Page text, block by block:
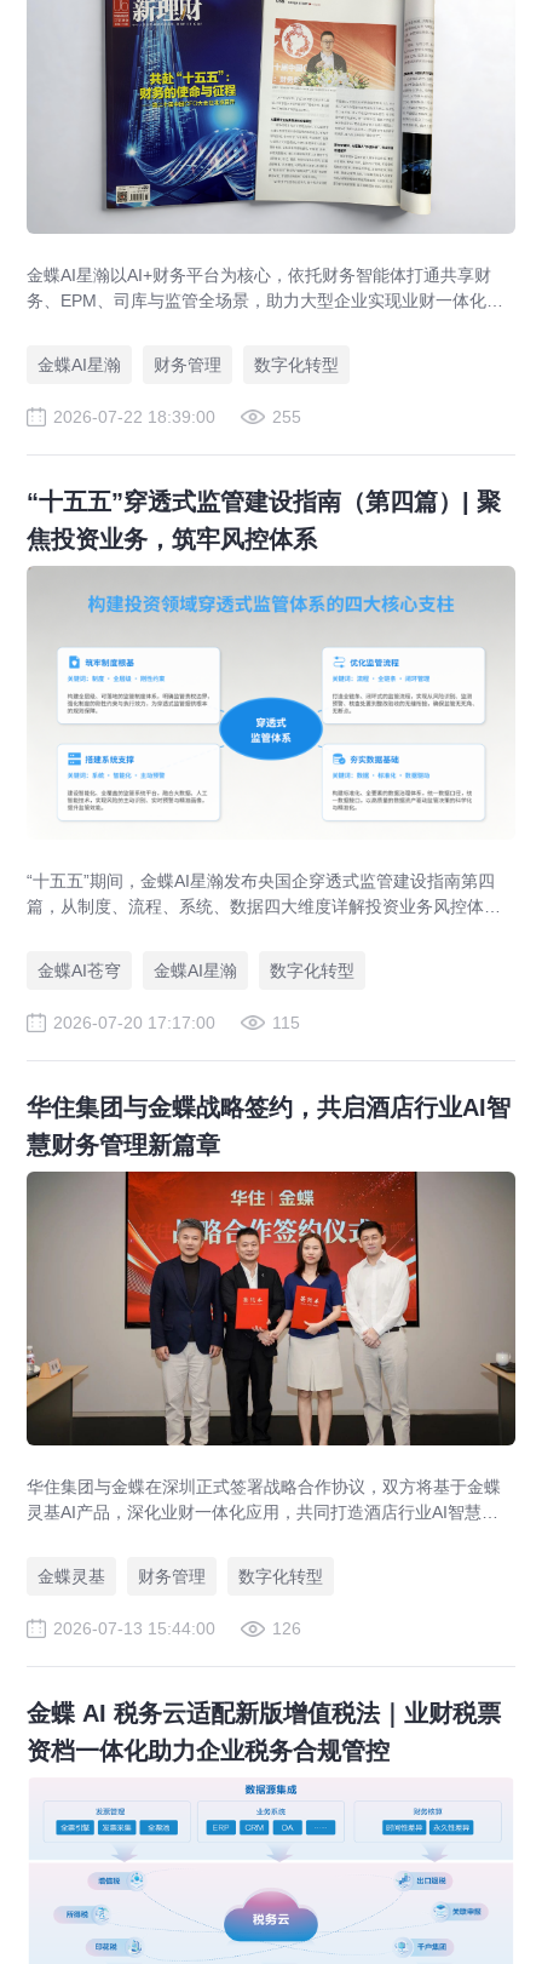
金蝶AI星瀚以AI+财务平台为核心，依托财务智能体打通共享财
务、EPM、司库与监管全场景，助力大型企业实现业财一体化与
金蝶AI星瀚 财务管理 数字化转型
2026-07-22 18:39:00 255
“十五五”穿透式监管建设指南（第四篇）| 聚
焦投资业务，筑牢风控体系
“十五五”期间，金蝶AI星瀚发布央国企穿透式监管建设指南第四
篇，从制度、流程、系统、数据四大维度详解投资业务风控体系
金蝶AI苍穹
金蝶AI星瀚 数字化转型
2026-07-20 17:17:00 115
华住集团与金蝶战略签约，共启酒店行业AI智
慧财务管理新篇章
华住集团与金蝶在深圳正式签署战略合作协议，双方将基于金蝶
灵基AI产品，深化业财一体化应用，共同打造酒店行业AI智慧财
金蝶灵基
财务管理 数字化转型
2026-07-13 15:44:00 126
金蝶 AI 税务云适配新版增值税法｜业财税票
资档一体化助力企业税务合规管控